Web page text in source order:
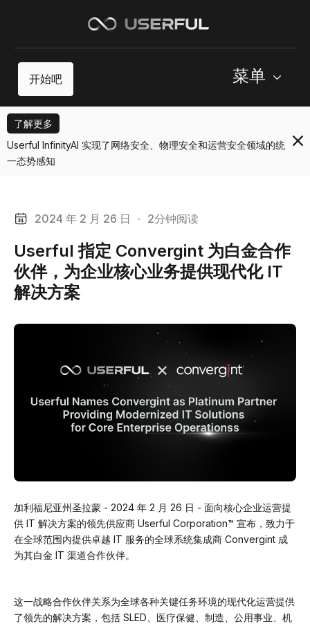
开始吧 菜单
了解更多
Userful InfinityAI 实现了网络安全、物理安全和运营安全领域的统
一态势感知
2024 年 2 月 26 日 · 2分钟阅读
Userful 指定 Convergint 为白金合作
伙伴，为企业核心业务提供现代化 IT
解决方案
加利福尼亚州圣拉蒙 - 2024 年 2 月 26 日 - 面向核心企业运营提
供 IT 解决方案的领先供应商 Userful Corporation™ 宣布，致力于
在全球范围内提供卓越 IT 服务的全球系统集成商 Convergint 成
为其白金 IT 渠道合作伙伴。
这一战略合作伙伴关系为全球各种关键任务环境的现代化运营提供
了领先的解决方案，包括 SLED、医疗保健、制造、公用事业、机